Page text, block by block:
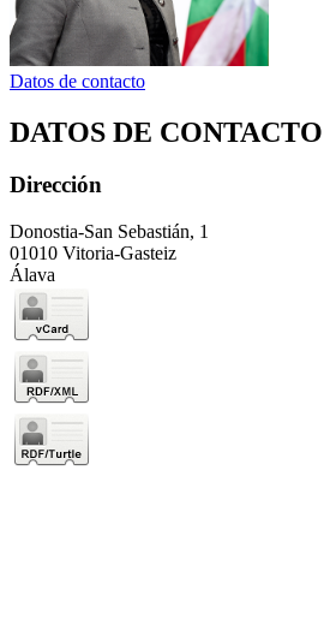
Datos de contacto
DATOS DE CONTACTO
Dirección
Donostia-San Sebastián, 1
01010 Vitoria-Gasteiz
Álava